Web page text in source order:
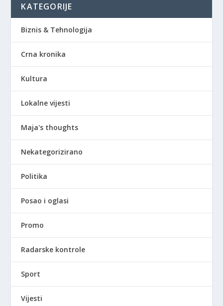
KATEGORIJE
Biznis & Tehnologija
Crna kronika
Kultura
Lokalne vijesti
Maja's thoughts
Nekategorizirano
Politika
Posao i oglasi
Promo
Radarske kontrole
Sport
Vijesti